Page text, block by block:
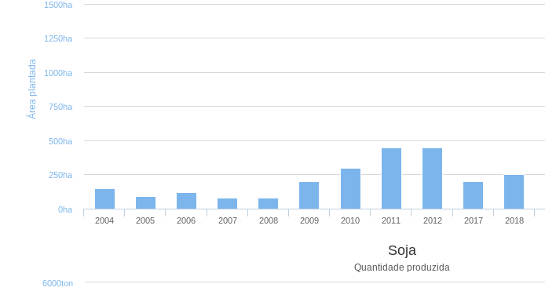
Área plantada
2004 2005 2006 2007 2008 2009 2010 2011 2012 2017 2018
0ha
250ha
500ha
750ha
1000ha
1250ha
1500ha
Soja
Quantidade produzida
6000ton